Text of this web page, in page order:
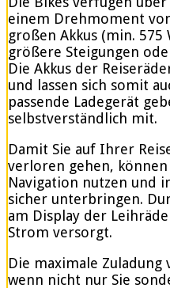
einem Drehmoment
großen Akkus (min. 575
größere Steigungen
Die Akkus der
und lassen sich somit
passende Ladegerät
selbstverständlich mit.
Damit Sie auf Ihrer
verloren gehen,
Navigation nutzen und
sicher unterbringen.
am Display der
Strom versorgt.
Die maximale Zuladung
wenn nicht nur Sie